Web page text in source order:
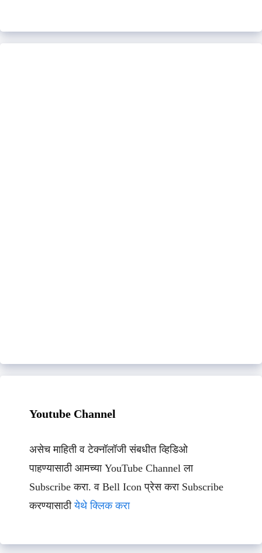
Youtube Channel
असेच माहिती व टेक्नॉलॉजी संबधीत व्हिडिओ
पाहण्यासाठी आमच्या YouTube Channel ला
Subscribe करा. व Bell Icon प्रेस करा Subscribe
करण्यासाठीयेथे क्लिक करा